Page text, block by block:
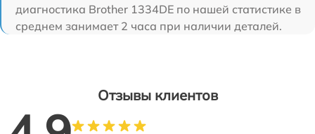
диагностика Brother 1334DE по нашей статистике в
среднем занимает 2 часа при наличии деталей.
Отзывы клиентов